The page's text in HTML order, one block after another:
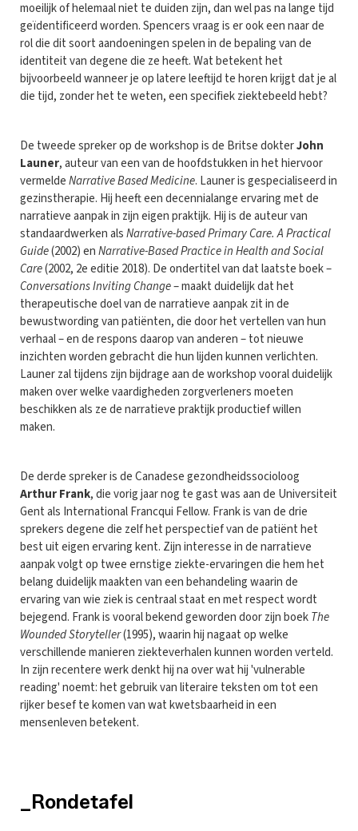
moeilijk of helemaal niet te duiden zijn, dan wel pas na lange tijd
geïdentificeerd worden. Spencers vraag is er ook een naar de
rol die dit soort aandoeningen spelen in de bepaling van de
identiteit van degene die ze heeft. Wat betekent het
bijvoorbeeld wanneer je op latere leeftijd te horen krijgt dat je al
die tijd, zonder het te weten, een specifiek ziektebeeld hebt?
De tweede spreker op de workshop is de Britse dokterJohn
Launer, auteur van een van de hoofdstukken in het hiervoor
vermeldeNarrative Based Medicine. Launer is gespecialiseerd in
gezinstherapie. Hij heeft een decennialange ervaring met de
narratieve aanpak in zijn eigen praktijk. Hij is de auteur van
standaardwerken alsNarrative-based Primary Care. A Practical
Guide(2002) enNarrative-Based Practice in Health and Social
Care(2002, 2e editie 2018). De ondertitel van dat laatste boek –
Conversations Inviting Change­– maakt duidelijk dat het
therapeutische doel van de narratieve aanpak zit in de
bewustwording van patiënten, die door het vertellen van hun
verhaal – en de respons daarop van anderen – tot nieuwe
inzichten worden gebracht die hun lijden kunnen verlichten.
Launer zal tijdens zijn bijdrage aan de workshop vooral duidelijk
maken over welke vaardigheden zorgverleners moeten
beschikken als ze de narratieve praktijk productief willen
maken.
De derde spreker is de Canadese gezondheidssocioloog
Arthur Frank, die vorig jaar nog te gast was aan de Universiteit
Gent als International Francqui Fellow. Frank is van de drie
sprekers degene die zelf het perspectief van de patiënt het
best uit eigen ervaring kent. Zijn interesse in de narratieve
aanpak volgt op twee ernstige ziekte-ervaringen die hem het
belang duidelijk maakten van een behandeling waarin de
ervaring van wie ziek is centraal staat en met respect wordt
bejegend. Frank is vooral bekend geworden door zijn boekThe
Wounded Storyteller(1995), waarin hij nagaat op welke
verschillende manieren ziekteverhalen kunnen worden verteld.
In zijn recentere werk denkt hij na over wat hij 'vulnerable
reading' noemt: het gebruik van literaire teksten om tot een
rijker besef te komen van wat kwetsbaarheid in een
mensenleven betekent.
_Rondetafel